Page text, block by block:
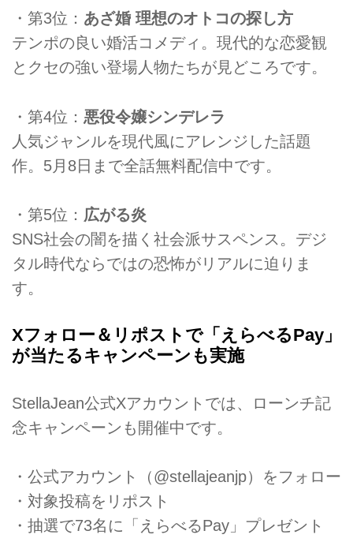
・第3位： あざ婚 理想のオトコの探し方
テンポの良い婚活コメディ。現代的な恋愛観
とクセの強い登場人物たちが見どころです。
・第4位： 悪役令嬢シンデレラ
人気ジャンルを現代風にアレンジした話題
作。5月8日まで全話無料配信中です。
・第5位： 広がる炎
SNS社会の闇を描く社会派サスペンス。デジ
タル時代ならではの恐怖がリアルに迫りま
す。
Xフォロー＆リポストで「えらべるPay」
が当たるキャンペーンも実施
StellaJean公式Xアカウントでは、ローンチ記
念キャンペーンも開催中です。
・公式アカウント（@stellajeanjp）をフォロー
・対象投稿をリポスト
・抽選で73名に「えらべるPay」プレゼント